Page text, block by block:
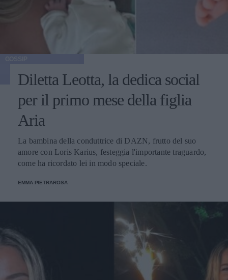
Diletta Leotta, la dedica social
per il primo mese della figlia
Aria
La bambina della conduttrice di DAZN, frutto del suo
amore con Loris Karius, festeggia l'importante traguardo,
come ha ricordato lei in modo speciale.
EMMA PIETRAROSA